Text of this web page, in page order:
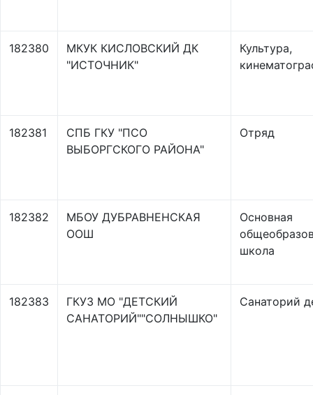
182380
МКУК КИСЛОВСКИЙ ДК
"ИСТОЧНИК"
Культура,
182381
СПБ ГКУ "ПСО
ВЫБОРГСКОГО РАЙОНА"
Отряд
182382
МБОУ ДУБРАВНЕНСКАЯ
ООШ
Основная
школа
182383
ГКУЗ МО "ДЕТСКИЙ
САНАТОРИЙ""СОЛНЫШКО"
Санаторий